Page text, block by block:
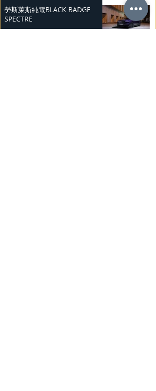
勞斯萊斯純電BLACK BADGE
SPECTRE